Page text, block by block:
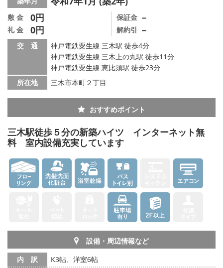
敷 金 0円
礼 金 0円
保証金 －
解約引 －
交 通
神戸電鉄粟生線 三木駅 徒歩4分
神戸電鉄粟生線 三木上の丸駅 徒歩11分
神戸電鉄粟生線 恵比須駅 徒歩23分
所在地
三木市本町２丁目
おすすめポイント
三木駅徒歩５分の新築ハイツ インターネット無
料 室内設備充実しています
設備・周辺情報など
内 訳
K3帖、洋室6帖